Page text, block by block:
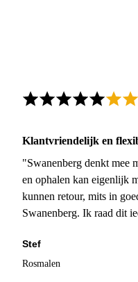
Klantvriendelijk en
"Swanenberg denkt mee
en ophalen kan eigenlijk
kunnen retour, mits in
Swanenberg. Ik raad dit
Stef
Rosmalen